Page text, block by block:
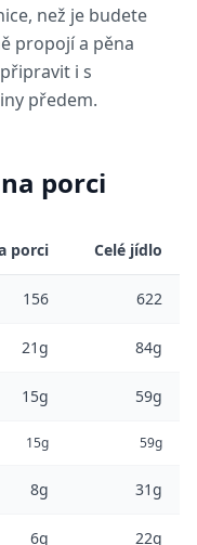
než je budete
propojí a pěna
i s
předem.
porci
porci Celé jídlo
156 622
21g 84g
15g 59g
15g 59g
8g 31g
6g 22g